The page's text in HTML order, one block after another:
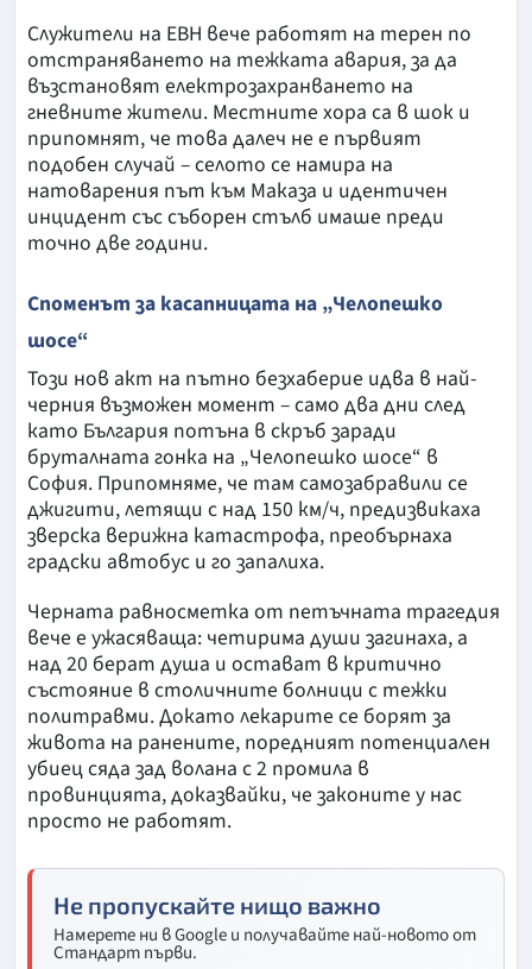
Служители на ЕВН вече работят на терен по
отстраняването на тежката авария, за да
възстановят електрозахранването на
гневните жители. Местните хора са в шок и
припомнят, че това далеч не е първият
подобен случай – селото се намира на
натоварения път към Маказа и идентичен
инцидент със съборен стълб имаше преди
точно две години.
Споменът за касапницата на „Челопешко
шосе“
Този нов акт на пътно безхаберие идва в най-
черния възможен момент – само два дни след
като България потъна в скръб заради
бруталната гонка на „Челопешко шосе“ в
София. Припомняме, че там самозабравили се
джигити, летящи с над 150 км/ч, предизвикаха
зверска верижна катастрофа, преобърнаха
градски автобус и го запалиха.
Черната равносметка от петъчната трагедия
вече е ужасяваща: четирима души загинаха, а
над 20 берат душа и остават в критично
състояние в столичните болници с тежки
политравми. Докато лекарите се борят за
живота на ранените, поредният потенциален
убиец сяда зад волана с 2 промила в
провинцията, доказвайки, че законите у нас
просто не работят.
Не пропускайте нищо важно
Намерете ни в Google и получавайте най-новото от
Стандарт първи.